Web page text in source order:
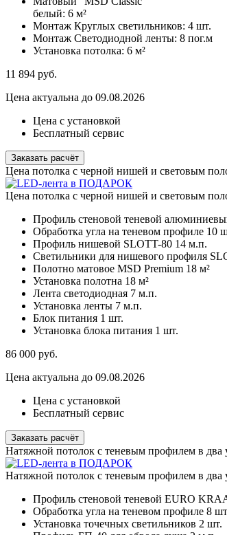
белый: 6 м²
Монтаж Круглых светильников: 4 шт.
Монтаж Светодиодной ленты: 8 пог.м
Установка потолка: 6 м²
11 894 руб.
Цена актуальна до 09.08.2026
Цена с установкой
Бесплатный сервис
Заказать расчёт
Цена потолка с черной нишей и световым
Цена потолка с черной нишей и световым
Профиль стеновой теневой
Обработка угла на теневом профиле 10
Профиль нишевой SLOTT-80 14 м.п.
Светильники для нишевого профиля
Полотно матовое MSD Premium 18 м²
Установка полотна 18 м²
Лента светодиодная 7 м.п.
Установка ленты 7 м.п.
Блок питания 1 шт.
Установка блока питания 1 шт.
86 000 руб.
Цена актуальна до 09.08.2026
Цена с установкой
Бесплатный сервис
Заказать расчёт
Натяжной потолок с теневым профилем в два
Натяжной потолок с теневым профилем в два
Профиль стеновой теневой EURO
Обработка угла на теневом профиле 8
Установка точечных светильников 2 шт.